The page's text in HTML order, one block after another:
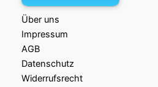
Über uns
Impressum
AGB
Datenschutz
Widerrufsrecht